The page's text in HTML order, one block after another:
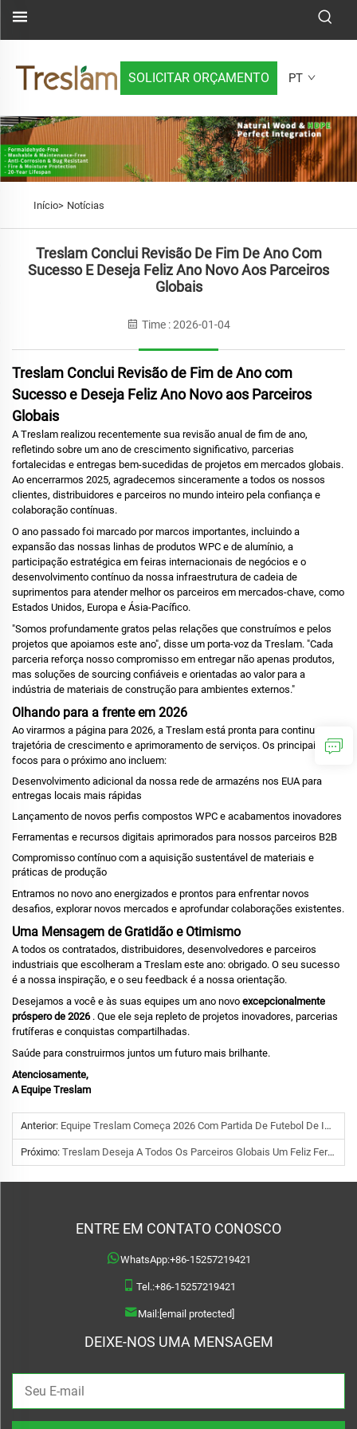
SOLICITAR ORÇAMENTO PT
Início> Notícias
Treslam Conclui Revisão De Fim De Ano Com
Sucesso E Deseja Feliz Ano Novo Aos Parceiros
Globais
Time : 2026-01-04
Treslam Conclui Revisão de Fim de Ano com
Sucesso e Deseja Feliz Ano Novo aos Parceiros
Globais
A Treslam realizou recentemente sua revisão anual de fim de ano,
refletindo sobre um ano de crescimento significativo, parcerias
fortalecidas e entregas bem-sucedidas de projetos em mercados globais.
Ao encerrarmos 2025, agradecemos sinceramente a todos os nossos
clientes, distribuidores e parceiros no mundo inteiro pela confiança e
colaboração contínuas.
O ano passado foi marcado por marcos importantes, incluindo a
expansão das nossas linhas de produtos WPC e de alumínio, a
participação estratégica em feiras internacionais de negócios e o
desenvolvimento contínuo da nossa infraestrutura de cadeia de
suprimentos para atender melhor os parceiros em mercados-chave, como
Estados Unidos, Europa e Ásia-Pacífico.
"Somos profundamente gratos pelas relações que construímos e pelos
projetos que apoiamos este ano", disse um porta-voz da Treslam. "Cada
parceria reforça nosso compromisso em entregar não apenas produtos,
mas soluções de sourcing confiáveis e orientadas ao valor para a
indústria de materiais de construção para ambientes externos."
Olhando para a frente em 2026
Ao virarmos a página para 2026, a Treslam está pronta para continuar sua
trajetória de crescimento e aprimoramento de serviços. Os principais
focos para o próximo ano incluem:
Desenvolvimento adicional da nossa rede de armazéns nos EUA para
entregas locais mais rápidas
Lançamento de novos perfis compostos WPC e acabamentos inovadores
Ferramentas e recursos digitais aprimorados para nossos parceiros B2B
Compromisso contínuo com a aquisição sustentável de materiais e
práticas de produção
Entramos no novo ano energizados e prontos para enfrentar novos
desafios, explorar novos mercados e aprofundar colaborações existentes.
Uma Mensagem de Gratidão e Otimismo
A todos os contratados, distribuidores, desenvolvedores e parceiros
industriais que escolheram a Treslam este ano: obrigado. O seu sucesso
é a nossa inspiração, e o seu feedback é a nossa orientação.
Desejamos a você e às suas equipes um ano novo excepcionalmente
próspero de 2026 . Que ele seja repleto de projetos inovadores, parcerias
frutíferas e conquistas compartilhadas.
Saúde para construirmos juntos um futuro mais brilhante.
Atenciosamente,
A Equipe Treslam
Anterior: Equipe Treslam Começa 2026 Com Partida De Futebol De Integração
Próximo: Treslam Deseja A Todos Os Parceiros Globais Um Feliz Feriado
ENTRE EM CONTATO CONOSCO
WhatsApp:+86-15257219421
Tel.:+86-15257219421
Mail:[email protected]
DEIXE-NOS UMA MENSAGEM